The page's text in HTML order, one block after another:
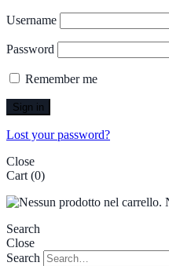
Username
Password
Remember me
Sign in
Lost your password?
Close
Cart (0)
Search
Close
Search